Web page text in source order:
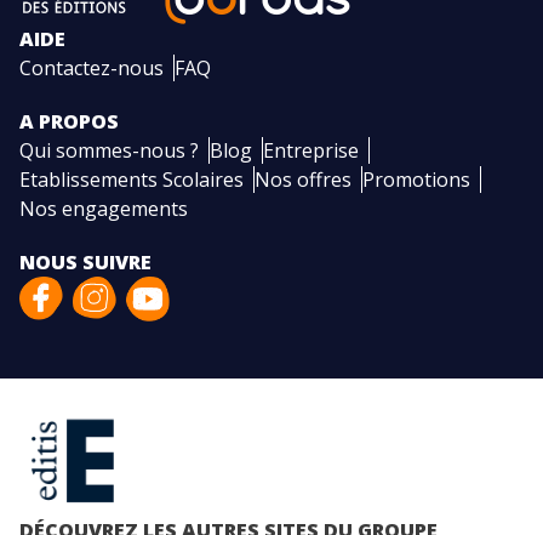
AIDE
Contactez-nous FAQ
A PROPOS
Qui sommes-nous ? Blog Entreprise
Etablissements Scolaires Nos offres Promotions
Nos engagements
NOUS SUIVRE